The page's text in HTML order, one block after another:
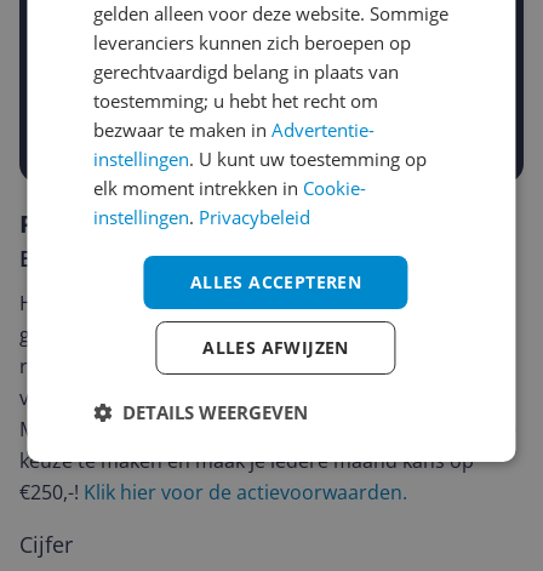
Gewenste daling of bedrag
-5% -10% -15%
Gewenste prijs
€
Prijsalert aanzetten
Reviews
Er zijn nog geen reviews geschreven
Heb jij dit product in bezit en wil je graag je mening
geven? Start dan hieronder met het schrijven van je
review. Afhankelijk van de details duurt het schrijven
van een review gemiddeld tussen de 3 en 10 minuten.
Met jouw mening help je andere bezoekers een betere
keuze te maken én maak je iedere maand kans op
€250,-! Klik hier voor de actievoorwaarden.
Cijfer
gelden alleen voor deze website. Sommige
leveranciers kunnen zich beroepen op
gerechtvaardigd belang in plaats van
toestemming; u hebt het recht om
bezwaar te maken inAdvertentie-
instellingen. U kunt uw toestemming op
elk moment intrekken in Cookie-
instellingen. Privacybeleid
ALLES ACCEPTEREN
ALLES AFWIJZEN
DETAILS WEERGEVEN